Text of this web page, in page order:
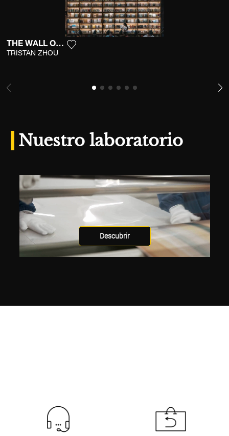
THE WALL OF BOOKS
TRISTAN ZHOU
Nuestro laboratorio
Descubrir